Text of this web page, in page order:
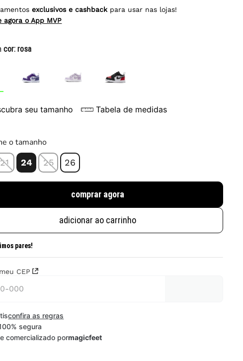
exclusivos e cashback para usar nas lojas!
agora o App MVP
cor:rosa
seu tamanho Tabela de medidas
o tamanho
21 24 25 26
comprar agora
adicionar ao carrinho
pares!
CEP
confira as regras
segura
comercializado pormagicfeet